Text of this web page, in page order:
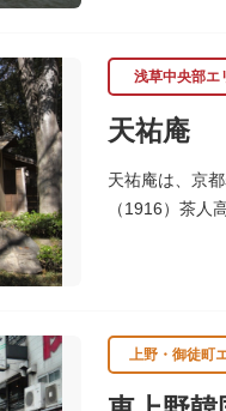
浅草中央部エ
天祐庵
天祐庵は、京
（1916）茶人
上野・御徒町